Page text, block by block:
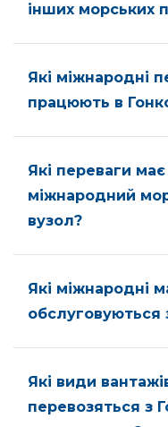
інших морських
Які міжнародні
працюють в
Які переваги
міжнародний
вузол?
Які міжнародні
обслуговуються
Які види
перевозяться з